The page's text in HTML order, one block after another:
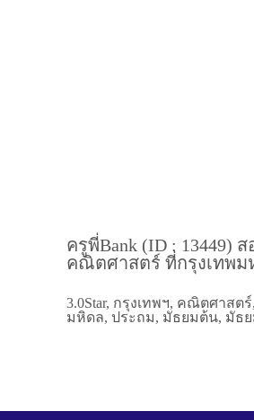
ครูพี่Bank (ID : 13449)
คณิตศาสตร์ ที่กรุงเทพม
3.0Star, กรุงเทพฯ, คณิตศาสตร์
มหิดล, ประถม, มัธยมต้น, มัธย